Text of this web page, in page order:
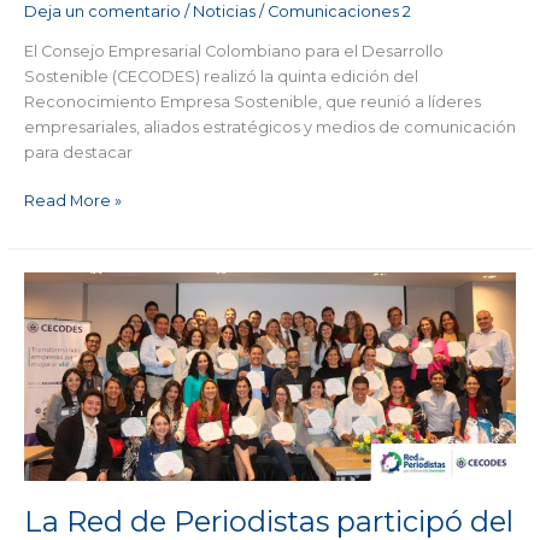
Deja un comentario / Noticias/ Comunicaciones 2
El Consejo Empresarial Colombiano para el Desarrollo
Sostenible (CECODES) realizó la quinta edición del
Reconocimiento Empresa Sostenible, que reunió a líderes
empresariales, aliados estratégicos y medios de comunicación
para destacar
Read More »
La Red de Periodistas participó del
La
Red
de
Periodistas
participó
del
Congreso
“Uniendo
Fronteras
por